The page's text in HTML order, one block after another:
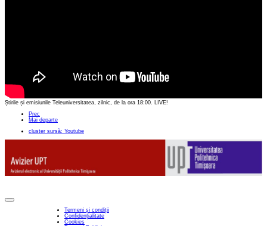
Știrile și emisiunile Teleuniversitatea, zilnic, de la ora 18:00. LIVE!
Prec
Mai departe
cluster sursă: Youtube
Termeni și condiții
Confidențialitate
Cookies